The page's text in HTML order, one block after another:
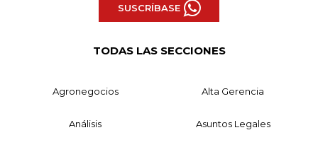
SUSCRÍBASE
TODAS LAS SECCIONES
Agronegocios Alta Gerencia
Análisis Asuntos Legales